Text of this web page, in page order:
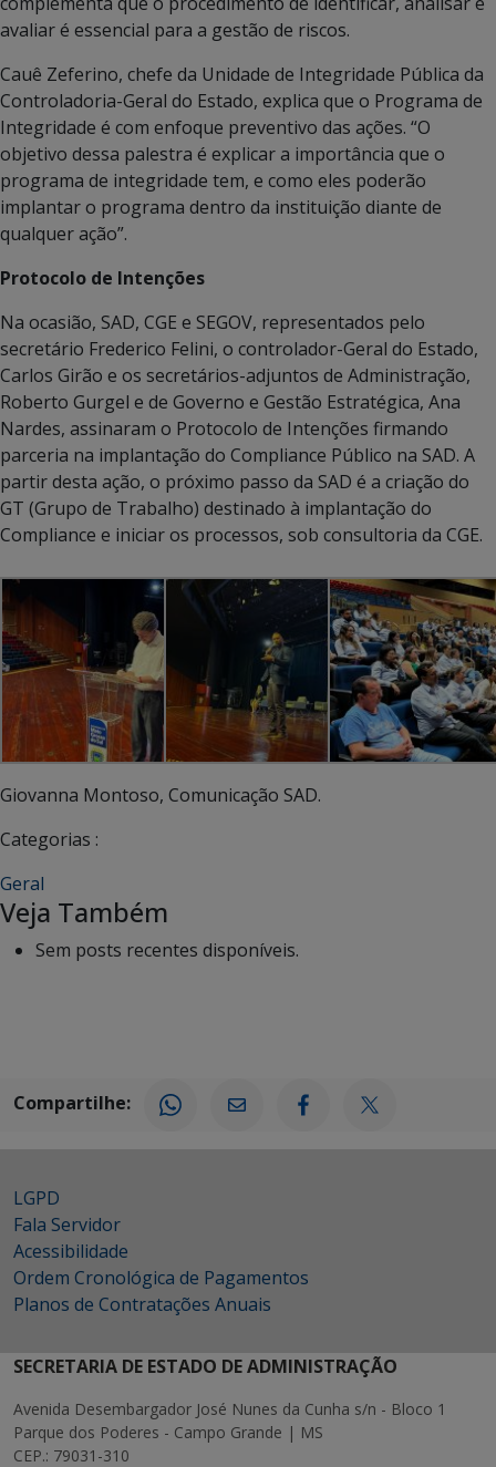
avaliar é essencial para a gestão de riscos.
Cauê Zeferino, chefe da Unidade de Integridade Pública da
Controladoria-Geral do Estado, explica que o Programa de
Integridade é com enfoque preventivo das ações. “O
objetivo dessa palestra é explicar a importância que o
programa de integridade tem, e como eles poderão
implantar o programa dentro da instituição diante de
qualquer ação”.
Protocolo de Intenções
Na ocasião, SAD, CGE e SEGOV, representados pelo
secretário Frederico Felini, o controlador-Geral do Estado,
Carlos Girão e os secretários-adjuntos de Administração,
Roberto Gurgel e de Governo e Gestão Estratégica, Ana
Nardes, assinaram o Protocolo de Intenções firmando
parceria na implantação do Compliance Público na SAD. A
partir desta ação, o próximo passo da SAD é a criação do
GT (Grupo de Trabalho) destinado à implantação do
Compliance e iniciar os processos, sob consultoria da CGE.
Giovanna Montoso, Comunicação SAD.
Categorias :
Geral
Veja Também
Sem posts recentes disponíveis.
Compartilhe:
LGPD
Fala Servidor
Acessibilidade
Ordem Cronológica de Pagamentos
Planos de Contratações Anuais
SECRETARIA DE ESTADO DE ADMINISTRAÇÃO
Avenida Desembargador José Nunes da Cunha s/n - Bloco 1
Parque dos Poderes - Campo Grande | MS
CEP.: 79031-310